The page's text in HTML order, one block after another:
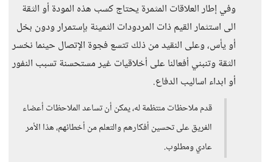
وفي إطار العلاقات المثمرة يحتاج كسب هذه المودة أو الثقة
الى استثمار القيم ذات المردودات الثمينة بإستمرار ودون بخل
أو يأس، وعلى النقيد من ذلك تتسع فجوة الإتصال حينما نخسر
الثقة وتنبني أفعالنا على أخلاقيات غير مستحسنة تسبب النفور
أو ابداء اساليب الدفاع.
قدم ملاحظات منتظمة له، يمكن أن تساعد الملاحظات أعضاء
الفريق على تحسين أفكارهم والتعلم من أخطائهم، هذا الأمر
عادي ومطلوب.